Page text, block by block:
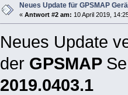
Neues Update für GPSMAP
« Antwort #2 am: 10 April 2019,
Neues Update
der GPSMAP
2019.0403.1